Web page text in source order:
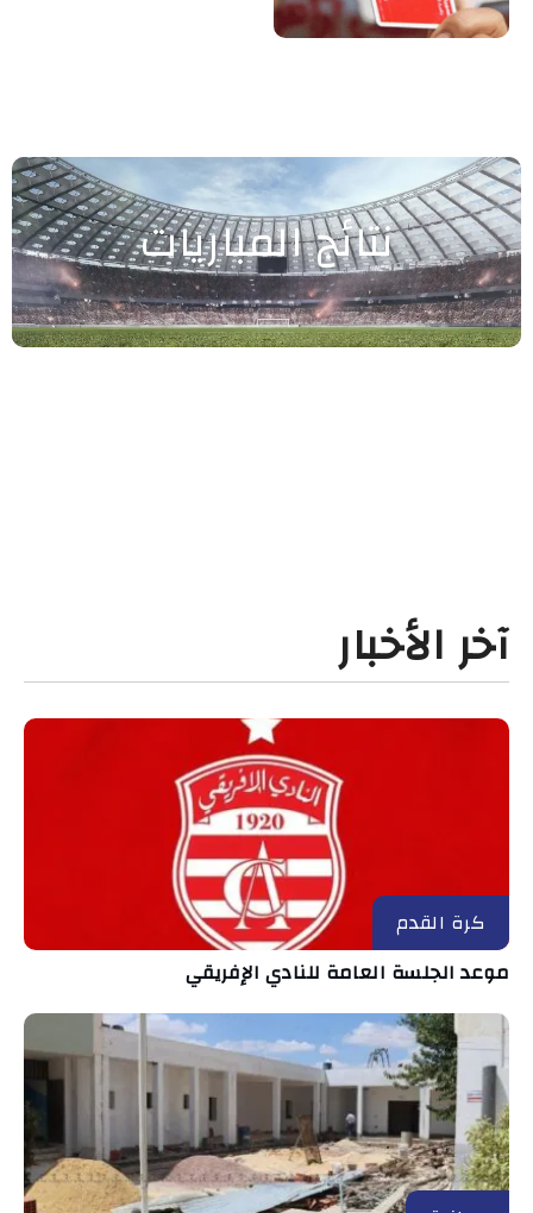
نتائج المباريات
آخر الأخبار
كرة القدم
موعد الجلسة العامة للنادي الإفريقي